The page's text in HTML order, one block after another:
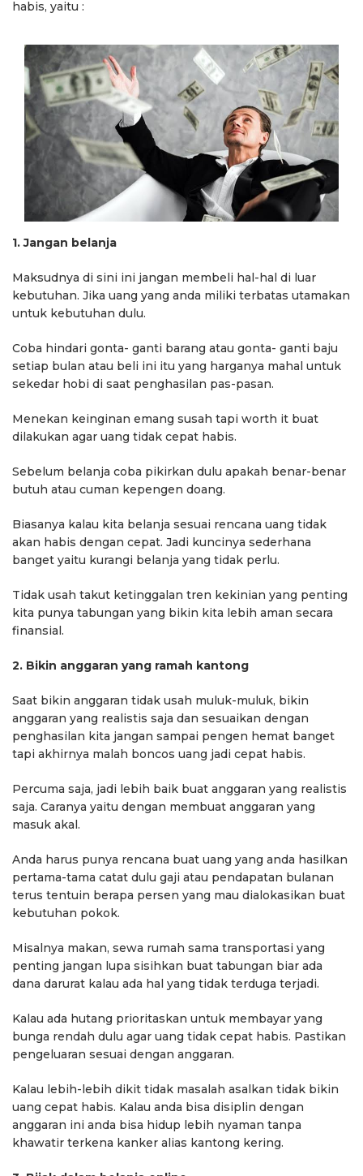
habis, yaitu :
1. Jangan belanja
Maksudnya di sini ini jangan membeli hal-hal di luar
kebutuhan. Jika uang yang anda miliki terbatas utamakan
untuk kebutuhan dulu.
Coba hindari gonta- ganti barang atau gonta- ganti baju
setiap bulan atau beli ini itu yang harganya mahal untuk
sekedar hobi di saat penghasilan pas-pasan.
Menekan keinginan emang susah tapi worth it buat
dilakukan agar uang tidak cepat habis.
Sebelum belanja coba pikirkan dulu apakah benar-benar
butuh atau cuman kepengen doang.
Biasanya kalau kita belanja sesuai rencana uang tidak
akan habis dengan cepat. Jadi kuncinya sederhana
banget yaitu kurangi belanja yang tidak perlu.
Tidak usah takut ketinggalan tren kekinian yang penting
kita punya tabungan yang bikin kita lebih aman secara
finansial.
2. Bikin anggaran yang ramah kantong
Saat bikin anggaran tidak usah muluk-muluk, bikin
anggaran yang realistis saja dan sesuaikan dengan
penghasilan kita jangan sampai pengen hemat banget
tapi akhirnya malah boncos uang jadi cepat habis.
Percuma saja, jadi lebih baik buat anggaran yang realistis
saja. Caranya yaitu dengan membuat anggaran yang
masuk akal.
Anda harus punya rencana buat uang yang anda hasilkan
pertama-tama catat dulu gaji atau pendapatan bulanan
terus tentuin berapa persen yang mau dialokasikan buat
kebutuhan pokok.
Misalnya makan, sewa rumah sama transportasi yang
penting jangan lupa sisihkan buat tabungan biar ada
dana darurat kalau ada hal yang tidak terduga terjadi.
Kalau ada hutang prioritaskan untuk membayar yang
bunga rendah dulu agar uang tidak cepat habis. Pastikan
pengeluaran sesuai dengan anggaran.
Kalau lebih-lebih dikit tidak masalah asalkan tidak bikin
uang cepat habis. Kalau anda bisa disiplin dengan
anggaran ini anda bisa hidup lebih nyaman tanpa
khawatir terkena kanker alias kantong kering.